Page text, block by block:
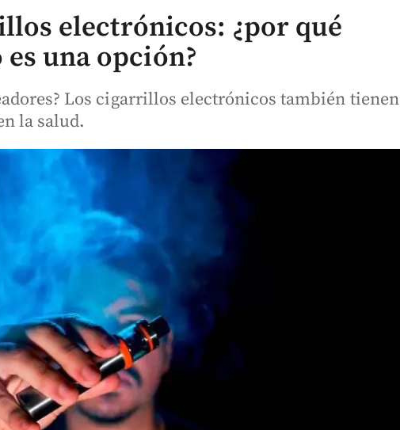
electrónicos: ¿por qué
una opción?
Los cigarrillos electrónicos también tienen
la salud.